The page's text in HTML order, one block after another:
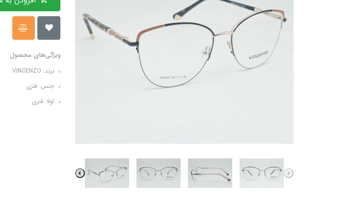
ویژگی‌های محصول
برند: VINCENZO
جنس: فلزی
لولا: فنری